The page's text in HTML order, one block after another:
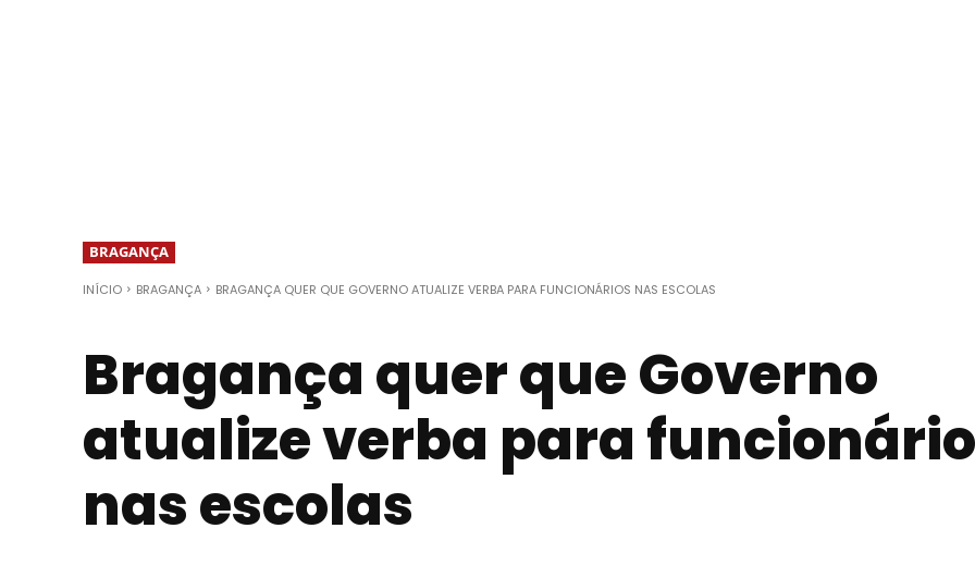
BRAGANÇA
INÍCIO BRAGANÇA BRAGANÇA QUER QUE GOVERNO ATUALIZE VERBA PARA FUNCIONÁRIOS NAS ESCOLAS
Bragança quer que Governo
atualize verba para
nas escolas